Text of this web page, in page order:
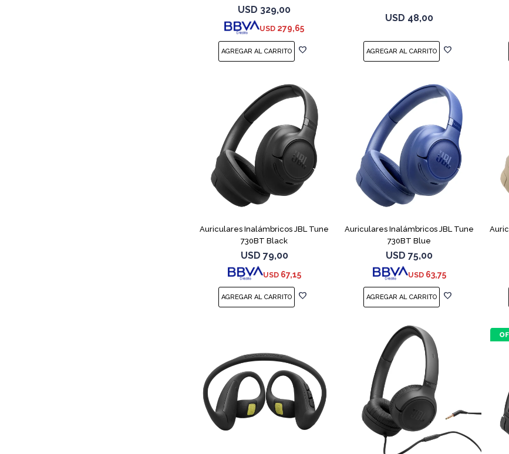
USD 329,00
USD 279,65
USD 48,00
Auriculares Inalámbricos JBL Tune
730BT Black
USD 79,00
USD 67,15
Auriculares Inalámbricos JBL Tune
730BT Blue
USD 75,00
USD 63,75